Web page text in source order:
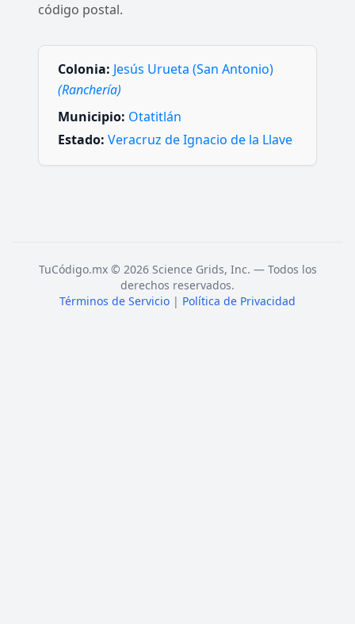
código postal.
Colonia: Jesús Urueta (San Antonio)
(Ranchería)
Municipio: Otatitlán
Estado: Veracruz de Ignacio de la Llave
TuCódigo.mx © 2026 Science Grids, Inc. — Todos los
derechos reservados.
Términos de Servicio | Política de Privacidad